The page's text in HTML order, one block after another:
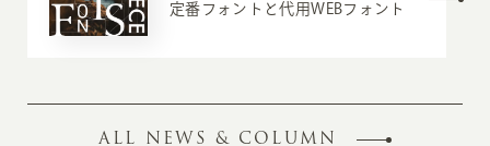
定番フォントと代用WEBフォント
ALL NEWS & COLUMN